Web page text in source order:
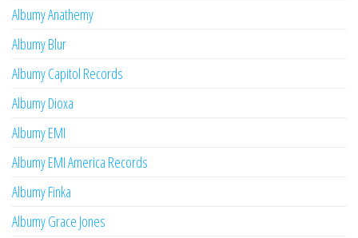
Albumy Anathemy
Albumy Blur
Albumy Capitol Records
Albumy Dioxa
Albumy EMI
Albumy EMI America Records
Albumy Finka
Albumy Grace Jones